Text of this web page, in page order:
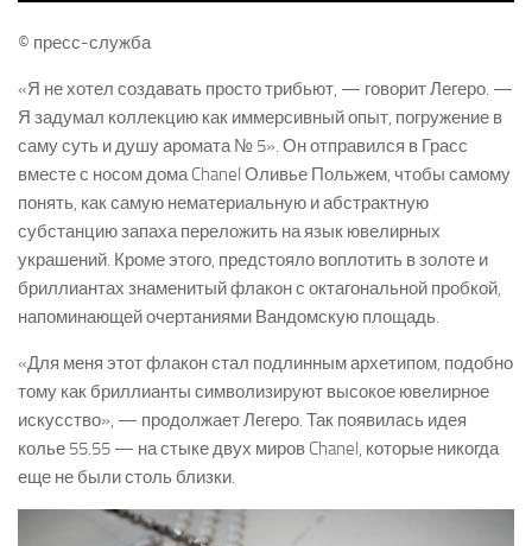
© пресс-служба
«Я не хотел создавать просто трибьют, — говорит Легеро. —
Я задумал коллекцию как иммерсивный опыт, погружение в
саму суть и душу аромата № 5». Он отправился в Грасс
вместе с носом дома Chanel Оливье Польжем, чтобы самому
понять, как самую нематериальную и абстрактную
субстанцию запаха переложить на язык ювелирных
украшений. Кроме этого, предстояло воплотить в золоте и
бриллиантах знаменитый флакон с октагональной пробкой,
напоминающей очертаниями Вандомскую площадь.
«Для меня этот флакон стал подлинным архетипом, подобно
тому как бриллианты символизируют высокое ювелирное
искусство», — продолжает Легеро. Так появилась идея
колье 55.55 — на стыке двух миров Chanel, которые никогда
еще не были столь близки.